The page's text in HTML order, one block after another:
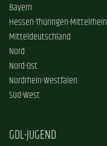
Bayern
Hessen-Thüringen-Mittelrhein
Mitteldeutschland
Nord
Nord-Ost
Nordrhein-Westfalen
Süd-West
GDL-JUGEND